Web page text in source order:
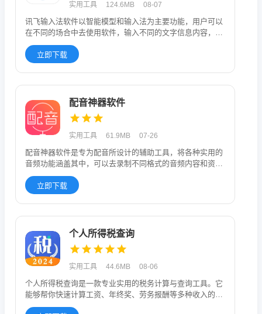
实用工具 124.6MB 08-07
讯飞输入法软件以智能模型和输入法为主要功能，用户可以
在不同的场合中去使用软件，输入不同的文字信息内容，为
每个用户提供优质
立即下载
配音神器软件
实用工具 61.9MB 07-26
配音神器软件是专为配音所设计的辅助工具，将各种实用的
音频功能涵盖其中，可以去录制不同格式的音频内容和资
源，选择合适的特效
立即下载
个人所得税查询
实用工具 44.6MB 08-06
个人所得税查询是一款专业实用的税务计算与查询工具。它
能够帮你快速计算工资、年终奖、劳务报酬等多种收入的个
税，操作简单，输